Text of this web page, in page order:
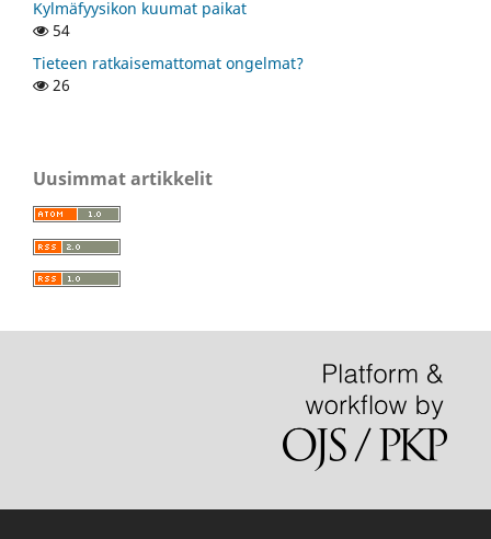
Kylmäfyysikon kuumat paikat
54
Tieteen ratkaisemattomat ongelmat?
26
Uusimmat artikkelit